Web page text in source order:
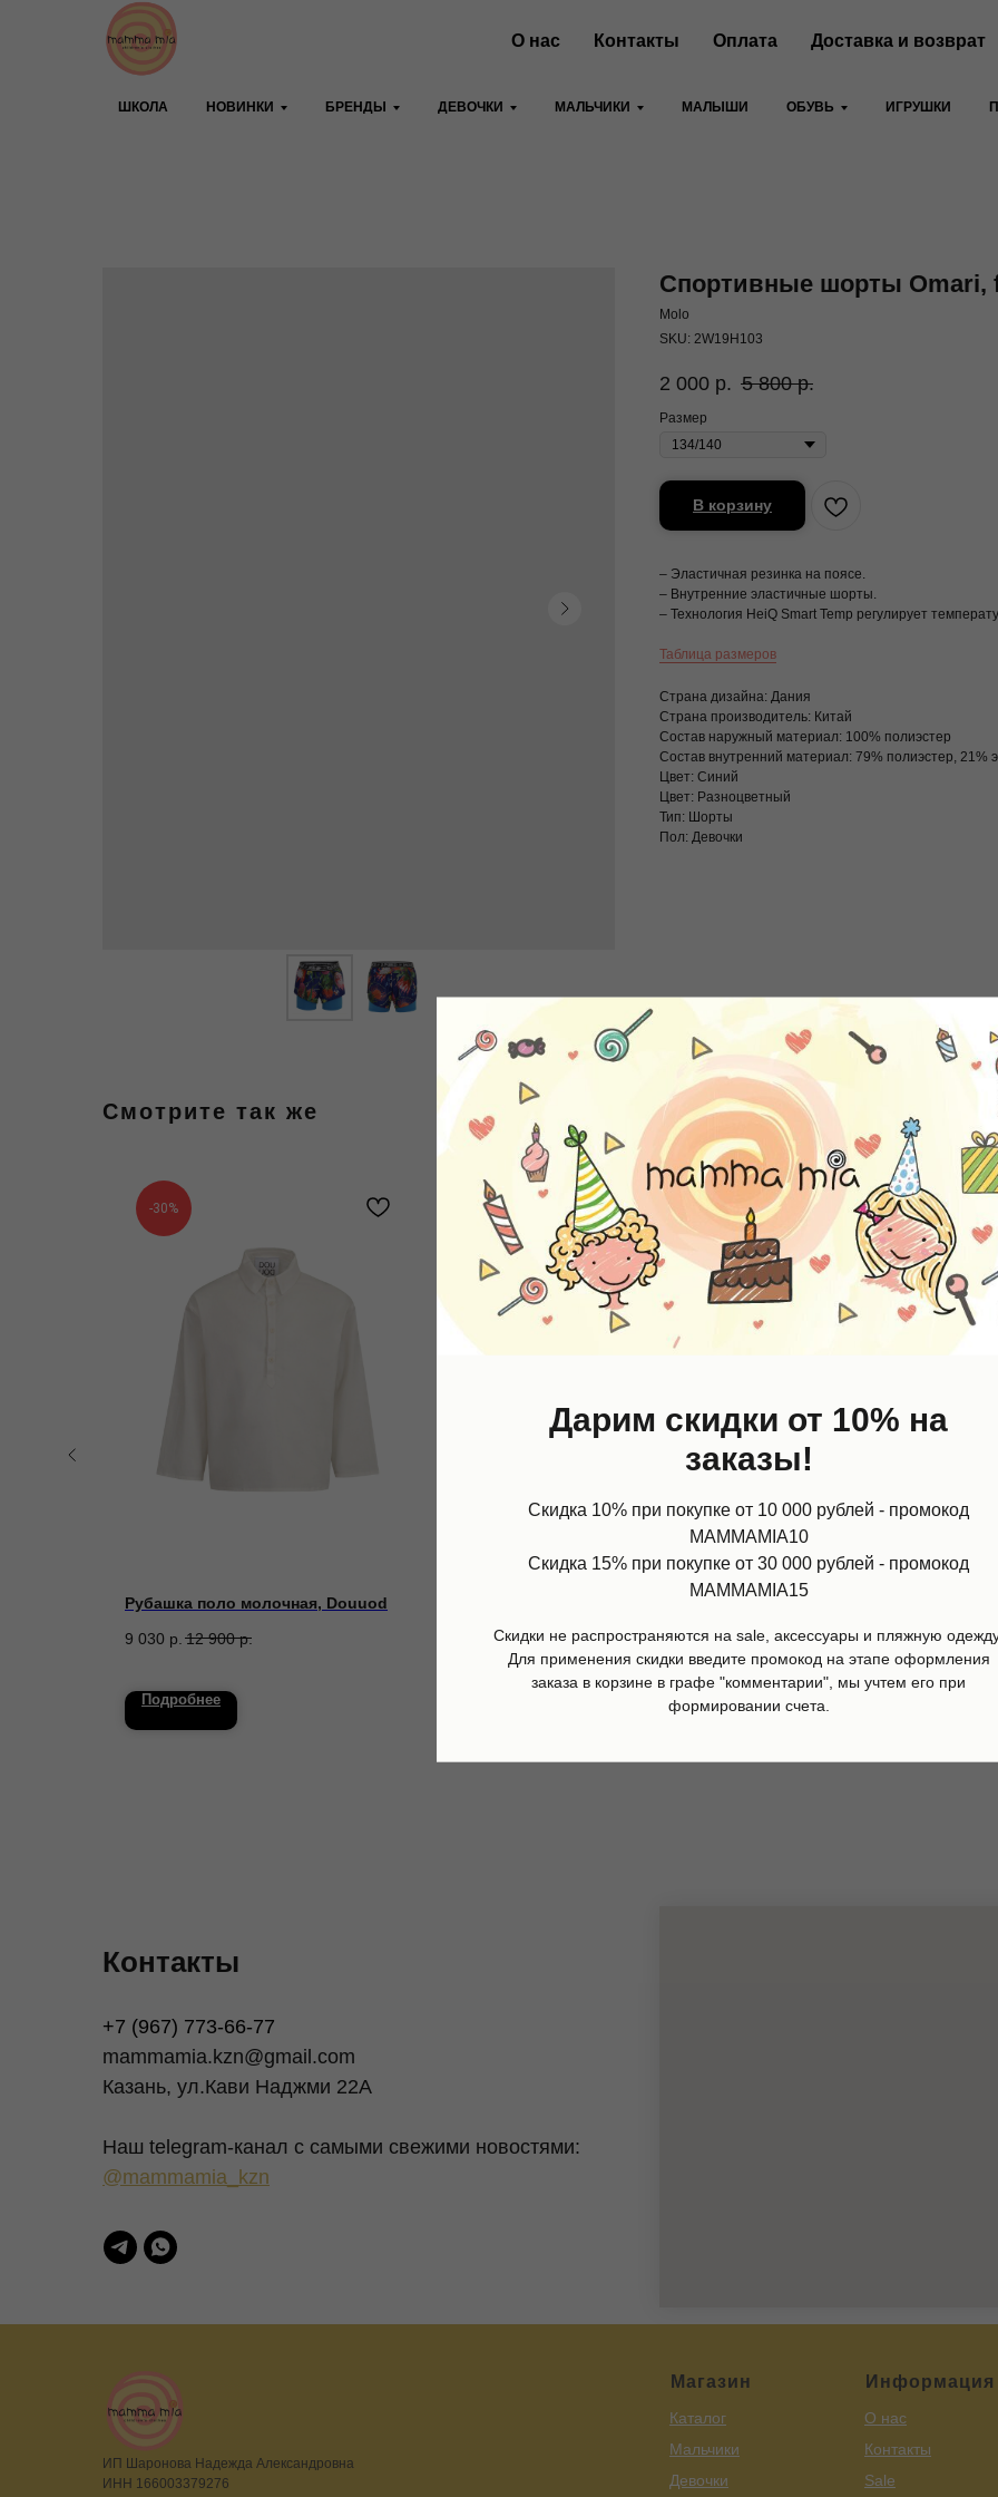
О нас Контакты Оплата Доставка и возврат
ШКОЛА НОВИНКИ БРЕНДЫ ДЕВОЧКИ МАЛЬЧИКИ МАЛЫШИ ОБУВЬ ИГРУШКИ
Спортивные шорты Omari,
Molo
SKU: 2W19H103
2 000 р. 5 800 р.
Размер
В корзину
– Эластичная резинка на поясе.
– Внутренние эластичные шорты.
– Технология HeiQ Smart Temp регулирует
Таблица размеров
Страна дизайна: Дания
Страна производитель: Китай
Состав наружный материал: 100% полиэстер
Состав внутренний материал: 79% полиэстер, 21%
Цвет: Синий
Цвет: Разноцветный
Тип: Шорты
Пол: Девочки
Смотрите так же
-30%
Рубашка поло молочная, Douuod
9 030 р. 12 900 р.
Подробнее
-50%
4 950 р.9 900 р.
12 530 р. 17 900 р.
Дарим скидки от 10% на
заказы!
Скидка 10% при покупке от 10 000 рублей - промокод
MAMMAMIA10
Скидка 15% при покупке от 30 000 рублей - промокод
MAMMAMIA15
Скидки не распространяются на sale, аксессуары и пляжную
Для применения скидки введите промокод на этапе оформления
заказа в корзине в графе "комментарии", мы учтем его при
формировании счета.
Контакты
+7 (967) 773-66-77
mammamia.kzn@gmail.com
Казань, ул.Кави Наджми 22А
Наш telegram-канал c самыми свежими новостями:
@mammamia_kzn
Магазин
Каталог
Мальчики
Девочки
Информация
О нас
Контакты
Sale
ИП Шаронова Надежда Александровна
ИНН 166003379276